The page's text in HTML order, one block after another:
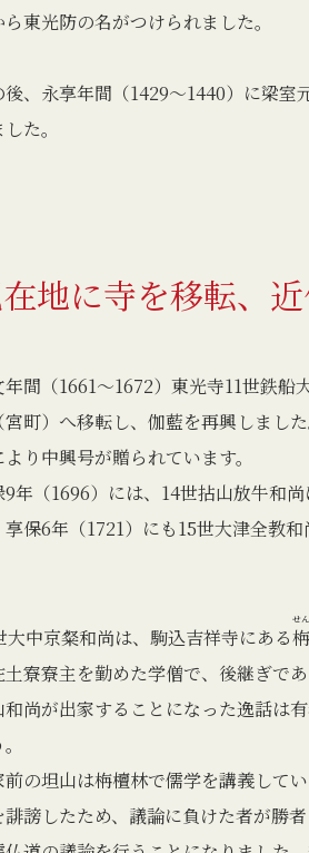
ら東光防の名がつけられました。
後、永享年間（1429〜1440）に梁室
た。
地に寺を移転、
年間（1661〜1672）東光寺11世鉄
宮町）へ移転し、伽藍を再興しまし
り中興号が贈られています。
9年（1696）には、14世拈山放牛和
享保6年（1721）にも15世大津全教
大中京粲和尚は、駒込吉祥寺にある
せ
土寮寮主を勤めた学僧で、後継ぎで
和尚が出家することになった逸話は
前の坦山は栴檀林で儒学を講義して
誹謗したため、議論に負けた者が勝